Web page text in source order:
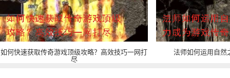
如何快速获取传奇游戏顶级攻略？高效技巧一网打
尽
法师如何运用自然